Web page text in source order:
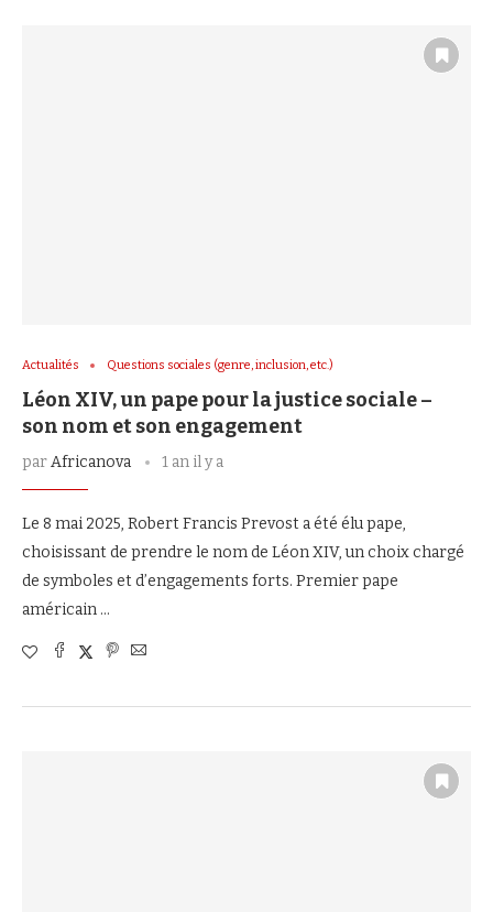
Actualités Questions sociales (genre, inclusion, etc.)
Léon XIV, un pape pour la justice sociale –
son nom et son engagement
parAfricanova 1 an il y a
Le 8 mai 2025, Robert Francis Prevost a été élu pape,
choisissant de prendre le nom de Léon XIV, un choix chargé
de symboles et d’engagements forts. Premier pape
américain …